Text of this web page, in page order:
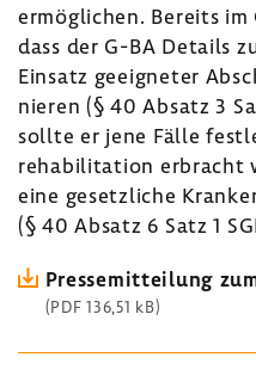
ermög­li­chen. Bereits im
dass der G-BA Details
Einsatz geeig­neter
nieren (§ 40 Absatz 3
sollte er jene Fälle
re­ha­bi­li­ta­tion erbracht
eine gesetz­liche
(§ 40 Absatz 6 Satz 1
Pres­se­mit­tei­lung
(PDF 136,51 kB)